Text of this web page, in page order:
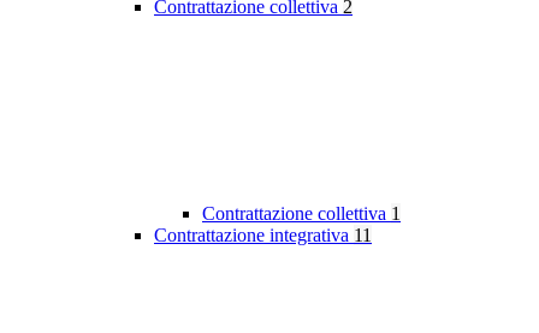
Contrattazione collettiva 2
Contrattazione collettiva 1
Contrattazione integrativa 11